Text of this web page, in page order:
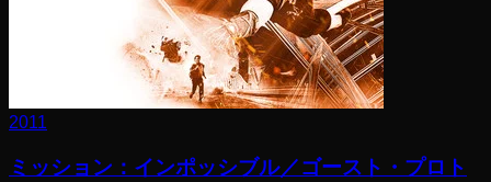
2011
ミッション：インポッシブル／ゴースト・プロト